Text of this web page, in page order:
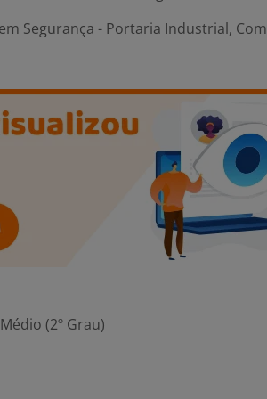
Segurança - Portaria Industrial,
(2º Grau)